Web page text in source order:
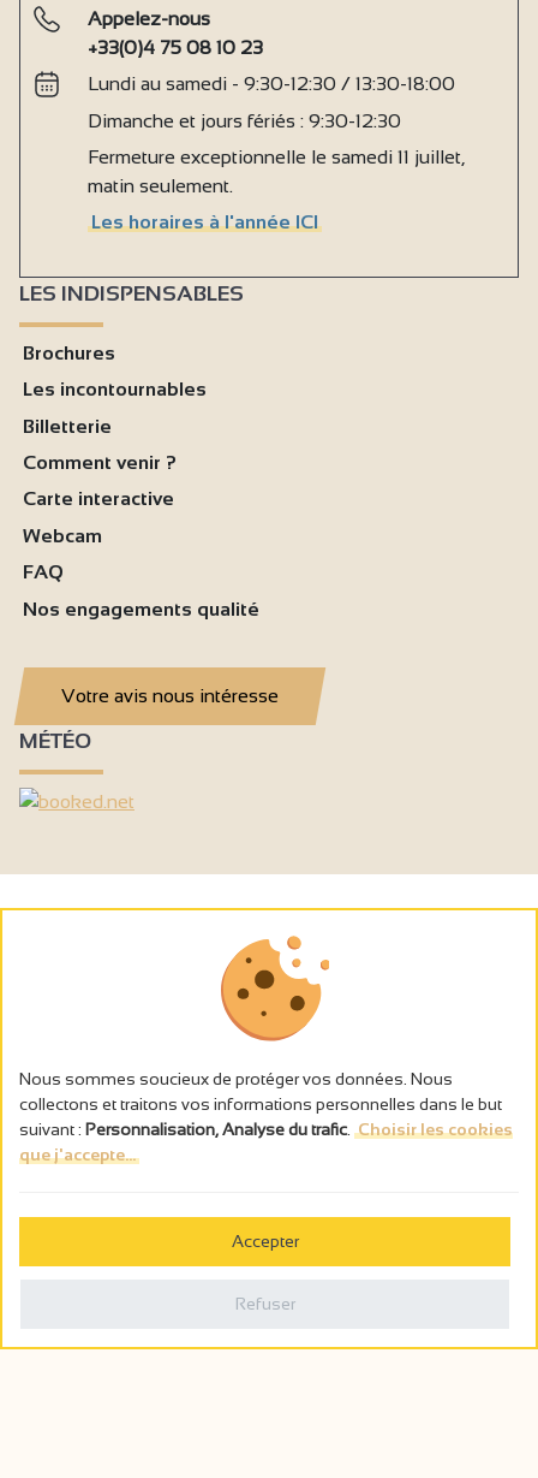
Appelez-nous
+33(0)4 75 08 10 23
Lundi au samedi - 9:30-12:30 / 13:30-18:00
Dimanche et jours fériés : 9:30-12:30
Fermeture exceptionnelle le samedi 11 juillet,
matin seulement.
Les horaires à l'année ICI
LES INDISPENSABLES
Brochures
Les incontournables
Billetterie
Comment venir ?
Carte interactive
Webcam
FAQ
Nos engagements qualité
Votre avis nous intéresse
MÉTÉO
L’abus d’alcool est dangereux pour la santé, à consommer avec
Politique de confidentialité
Nous sommes soucieux de protéger vos données. Nous
collectons et traitons vos informations personnelles dans le but
suivant : Personnalisation, Analyse du trafic Choisir les cookies
que j'accepte...
Accepter
Refuser